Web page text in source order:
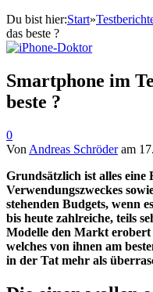
Du bist hier:Start»
das beste ?
Smartphone im
beste ?
0
Von Andreas Schröderam
Grundsätzlich ist alles eine
Verwendungszweckes
stehenden Budgets, wenn
bis heute zahlreiche, teils
Modelle den Markt erobert
welches von ihnen am
in der Tat mehr als